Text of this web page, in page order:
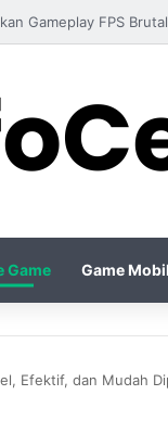
Build
Game Game
Efektif, dan Mudah